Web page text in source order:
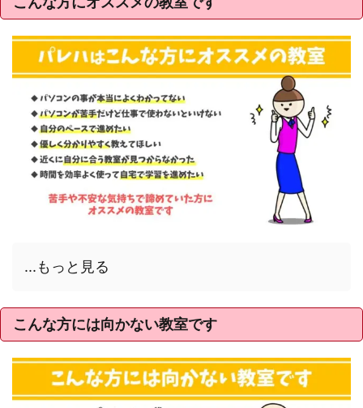
...もっと見る
こんな方には向かない教室です